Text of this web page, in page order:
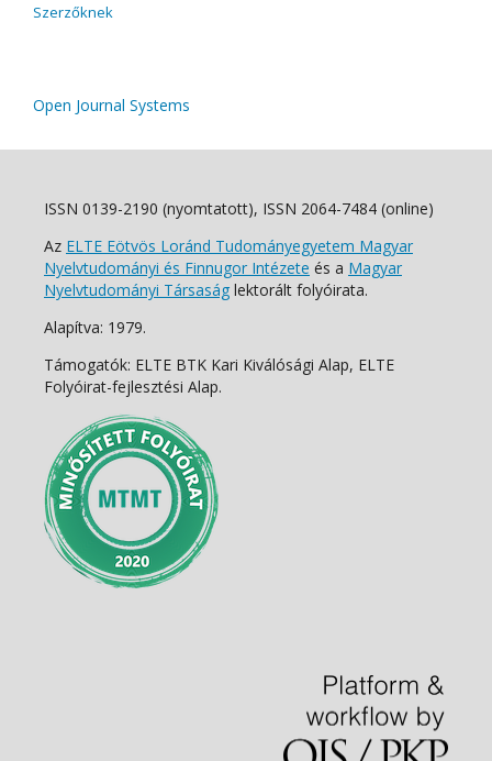
Szerzőknek
Open Journal Systems
ISSN 0139-2190 (nyomtatott), ISSN 2064-7484 (online)
Az ELTE Eötvös Loránd Tudományegyetem Magyar
Nyelvtudományi és Finnugor Intézete és a Magyar
Nyelvtudományi Társaság lektorált folyóirata.
Alapítva: 1979.
Támogatók: ELTE BTK Kari Kiválósági Alap, ELTE
Folyóirat-fejlesztési Alap.